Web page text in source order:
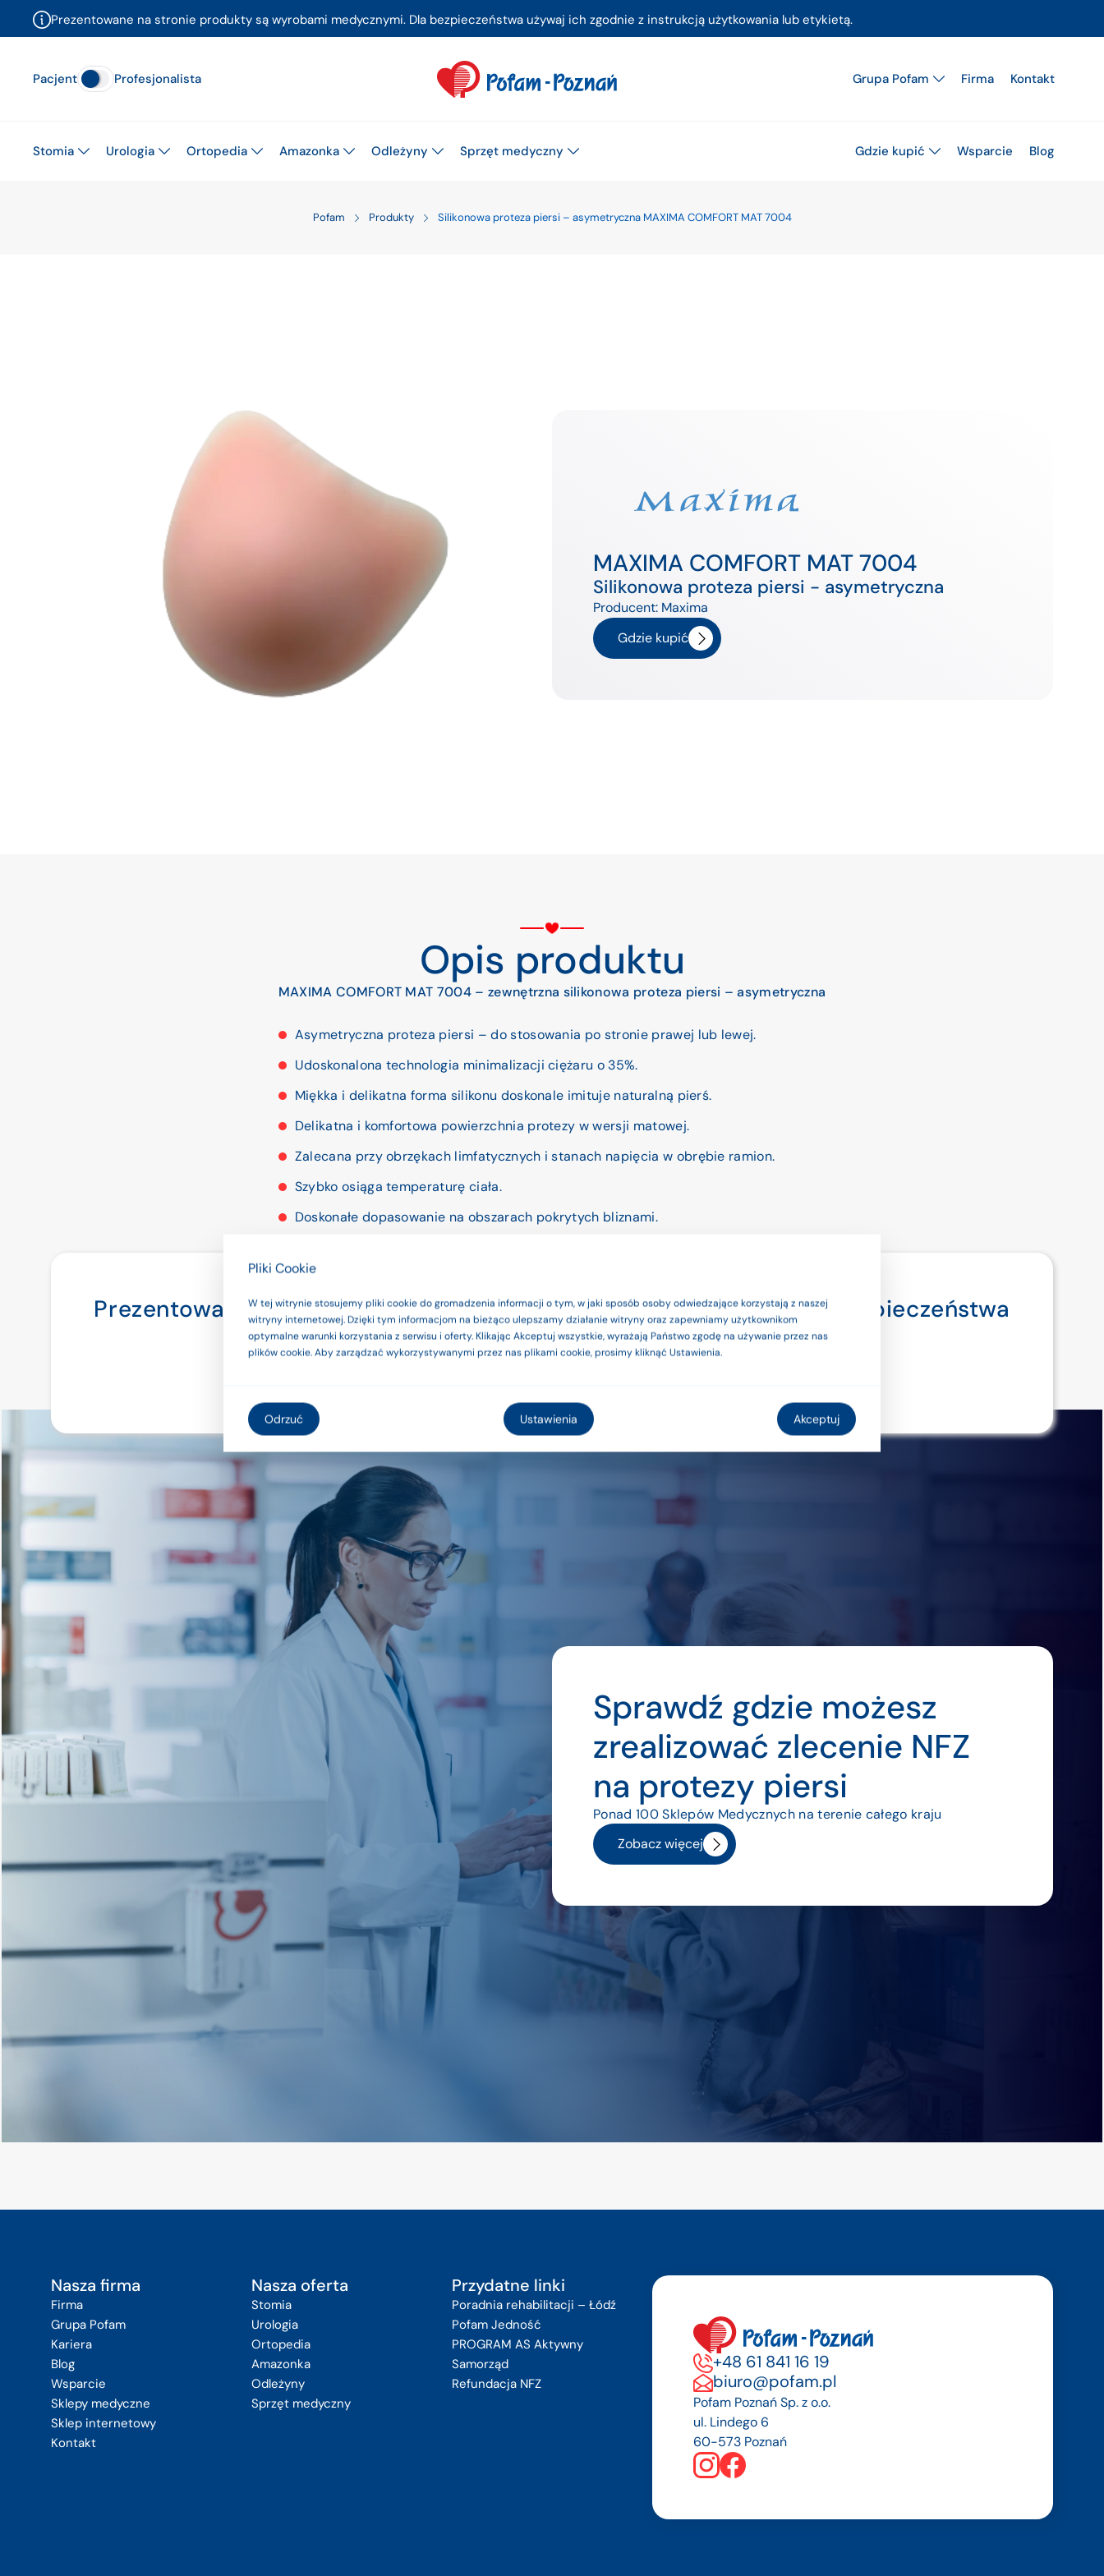
Prezentowane na stronie produkty są wyrobami medycznymi. Dla bezpieczeństwa używaj ich zgodnie z instrukcją użytkowania lub etykietą.
Pacjent Profesjonalista Grupa Pofam Firma Kontakt
Stomia Urologia Ortopedia Amazonka Odleżyny Sprzęt medyczny Gdzie kupić Wsparcie Blog
Pofam Produkty Silikonowa proteza piersi – asymetryczna MAXIMA COMFORT MAT 7004
MAXIMA COMFORT MAT 7004
Silikonowa proteza piersi - asymetryczna
Producent: Maxima
Gdzie kupić
Opis produktu
MAXIMA COMFORT MAT 7004 – zewnętrzna silikonowa proteza piersi – asymetryczna
Asymetryczna proteza piersi – do stosowania po stronie prawej lub lewej.
Udoskonalona technologia minimalizacji ciężaru o 35%.
Miękka i delikatna forma silikonu doskonale imituje naturalną pierś.
Delikatna i komfortowa powierzchnia protezy w wersji matowej.
Zalecana przy obrzękach limfatycznych i stanach napięcia w obrębie ramion.
Szybko osiąga temperaturę ciała.
Doskonałe dopasowanie na obszarach pokrytych bliznami.
Anatomiczny kształt umożliwia doskonałe dopasowanie.
Polecana do każdego rodzaju figury.
Sprawdź gdzie możesz
zrealizować zlecenie NFZ
na protezy piersi
Ponad 100 Sklepów Medycznych na terenie całego kraju
Zobacz więcej
Prezentowane na stronie produkty są wyrobami medycznymi. Dla bezpieczeństwa
używaj ich zgodnie z instrukcją użytkowania lub etykietą.
Nasza firma
Firma
Grupa Pofam
Kariera
Blog
Wsparcie
Sklepy medyczne
Sklep internetowy
Kontakt
Nasza oferta
Stomia
Urologia
Ortopedia
Amazonka
Odleżyny
Sprzęt medyczny
Przydatne linki
Poradnia rehabilitacji – Łódź
Pofam Jedność
PROGRAM AS Aktywny
Samorząd
Refundacja NFZ
+48 61 841 16 19
biuro@pofam.pl
Pofam Poznań Sp. z o.o.
ul. Lindego 6
60-573 Poznań
Pliki Cookie
W tej witrynie stosujemy pliki cookie do gromadzenia informacji o tym, w jaki sposób osoby odwiedzające korzystają z naszej
witryny internetowej. Dzięki tym informacjom na bieżąco ulepszamy działanie witryny oraz zapewniamy użytkownikom
optymalne warunki korzystania z serwisu i oferty. Klikając Akceptuj wszystkie, wyrażają Państwo zgodę na używanie przez nas
plików cookie. Aby zarządzać wykorzystywanymi przez nas plikami cookie, prosimy kliknąć Ustawienia.
Odrzuć Ustawienia Akceptuj